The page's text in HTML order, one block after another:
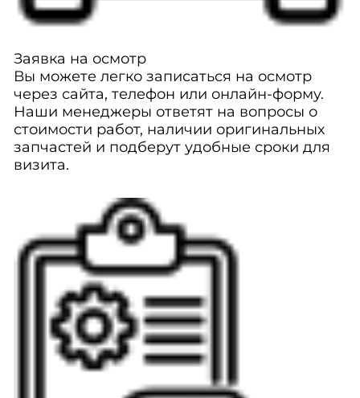
Заявка на осмотр
Вы можете легко записаться на осмотр
через сайта, телефон или онлайн-форму.
Наши менеджеры ответят на вопросы о
стоимости работ, наличии оригинальных
запчастей и подберут удобные сроки для
визита.